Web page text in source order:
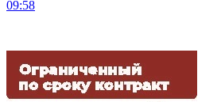
09:58